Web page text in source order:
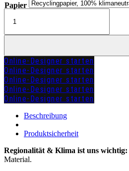
zuzügl.Versandkosten
Papier
Menükarte
Klapp
Menge
Online-Designer starten
Online-Designer starten
Online-Designer starten
Online-Designer starten
Online-Designer starten
Beschreibung
Produktsicherheit
Regionalität & Klima ist uns wichtig:
Material.